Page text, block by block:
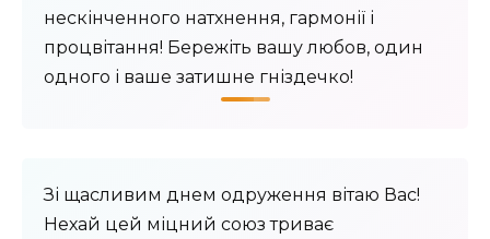
нескінченного натхнення, гармонії і
процвітання! Бережіть вашу любов, один
одного і ваше затишне гніздечко!
Зі щасливим днем одруження вітаю Вас!
Нехай цей міцний союз триває